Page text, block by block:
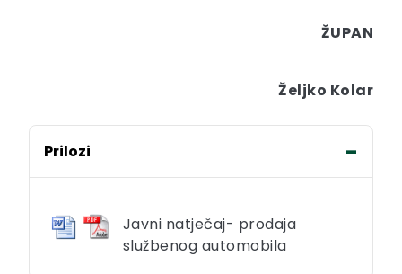
ŽUPAN
Željko Kolar
Prilozi
Javni natječaj- prodaja
službenog automobila